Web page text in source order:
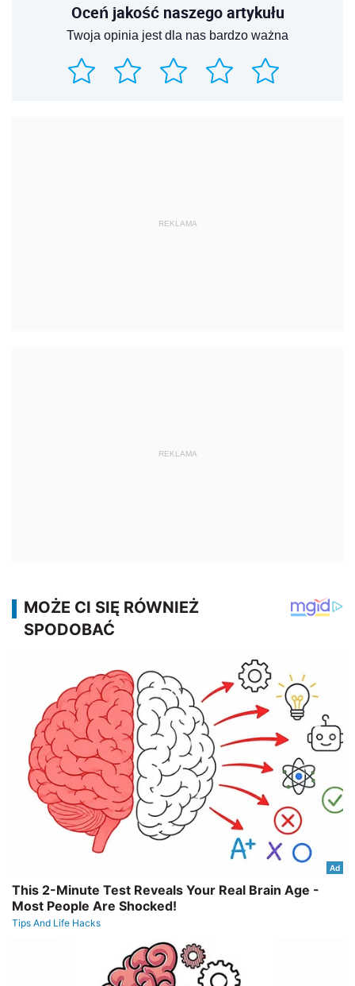
Oceń jakość naszego artykułu
Twoja opinia jest dla nas bardzo ważna
REKLAMA
REKLAMA